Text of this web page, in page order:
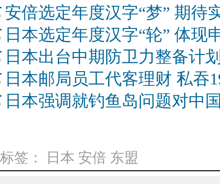
安倍选定年度汉字“梦” 期待
日本选定年度汉字“轮” 体现
日本出台中期防卫力整备计
日本邮局员工代客理财 私吞
日本强调就钓鱼岛问题对中
标签： 日本 安倍 东盟